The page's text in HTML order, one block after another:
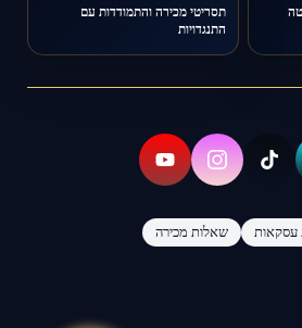
תסריטי מכירה והתמודדות עם
התנגדויות
עסקאות
שאלות מכירה